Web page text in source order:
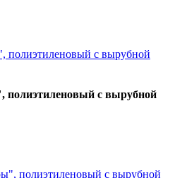
с вырубной